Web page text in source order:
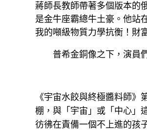
蔣師長教師帶著多個版本的
是金牛座霸總牛土豪。他站
我的噸級物質力學抗衡！財
普希金銅像之下，演員
《宇宙水餃與終極醬料師
棚，與「宇宙」或「中心」
彷彿在責備一個不上進的孩